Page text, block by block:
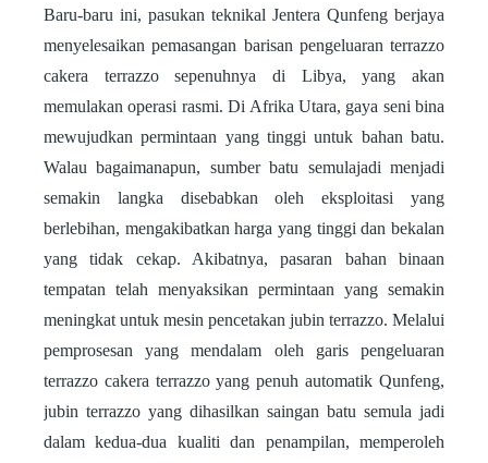
Baru-baru ini, pasukan teknikal Jentera Qunfeng berjaya
menyelesaikan pemasangan barisan pengeluaran terrazzo
cakera terrazzo sepenuhnya di Libya, yang akan
memulakan operasi rasmi. Di Afrika Utara, gaya seni bina
mewujudkan permintaan yang tinggi untuk bahan batu.
Walau bagaimanapun, sumber batu semulajadi menjadi
semakin langka disebabkan oleh eksploitasi yang
berlebihan, mengakibatkan harga yang tinggi dan bekalan
yang tidak cekap. Akibatnya, pasaran bahan binaan
tempatan telah menyaksikan permintaan yang semakin
meningkat untuk mesin pencetakan jubin terrazzo. Melalui
pemprosesan yang mendalam oleh garis pengeluaran
terrazzo cakera terrazzo yang penuh automatik Qunfeng,
jubin terrazzo yang dihasilkan saingan batu semula jadi
dalam kedua-dua kualiti dan penampilan, memperoleh